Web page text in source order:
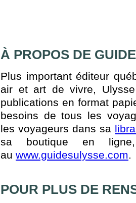
À PROPOS DE
Plus important éditeur
air et art de vivre,
publications en format
besoins de tous les
les voyageurs dans sa
sa boutique en
au www.guidesulysse.com.
POUR PLUS DE